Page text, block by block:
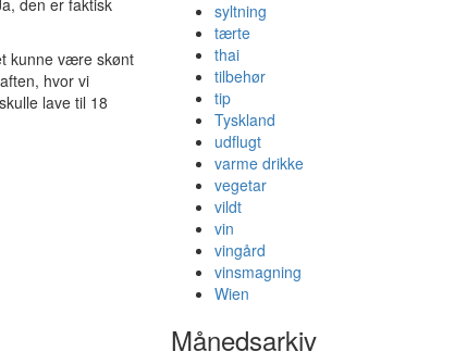
den er faktisk
kunne være skønt
hvor vi
lave til 18
syltning
tærte
thai
tilbehør
tip
Tyskland
udflugt
varme drikke
vegetar
vildt
vin
vingård
vinsmagning
Wien
Månedsarkiv